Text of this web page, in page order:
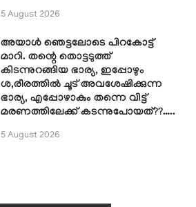
5 August 2026
അയാൾ ഞെട്ടലോടെ പിറകോട്ട്
മാറി. തന്റെ തൊട്ടടുത്ത്
കിടന്നുറങ്ങിയ ഭാര്യ, ഇപ്പോഴും
ശ,രീരത്തിൽ ചൂട് അവശേഷിക്കുന്ന
ഭാര്യ, എപ്പോഴാകും തന്നെ വിട്ട്
മരണത്തിലേക്ക് കടന്നുപോയത്??…..
5 August 2026